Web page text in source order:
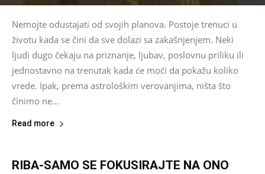
Nemojte odustajati od svojih planova. Postoje trenuci u
životu kada se čini da sve dolazi sa zakašnjenjem. Neki
ljudi dugo čekaju na priznanje, ljubav, poslovnu priliku ili
jednostavno na trenutak kada će moći da pokažu koliko
vrede. Ipak, prema astrološkim verovanjima, ništa što
činimo ne...
Read more
RIBA-SAMO SE FOKUSIRAJTE NA ONO